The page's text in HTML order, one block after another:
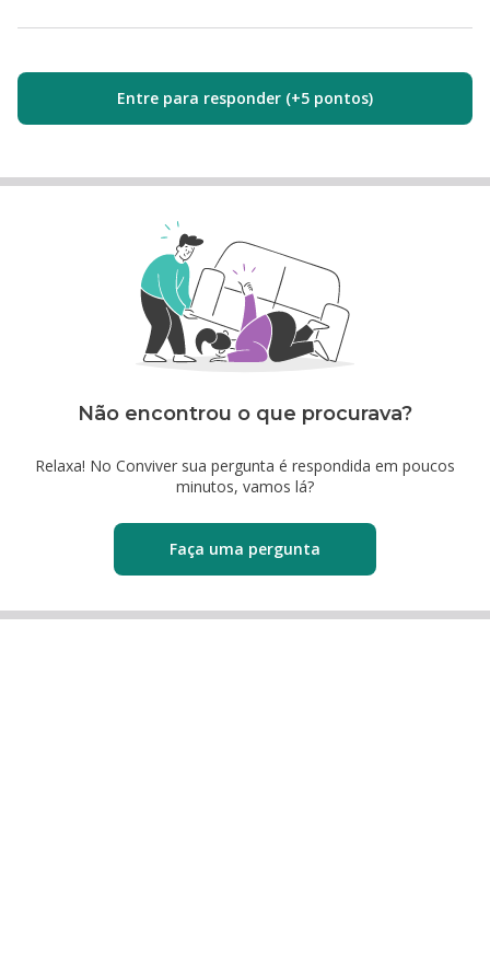
Entre para responder (+5 pontos)
Não encontrou o que procurava?
Relaxa! No Conviver sua pergunta é respondida em poucos
minutos, vamos lá?
Faça uma pergunta